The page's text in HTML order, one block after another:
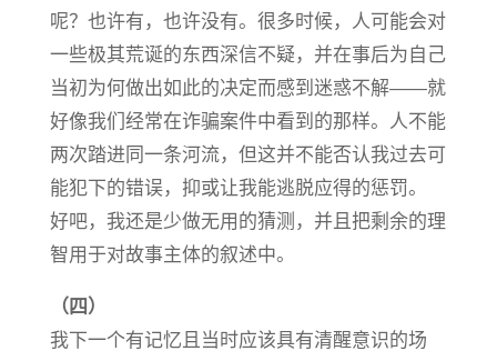
呢？也许有，也许没有。很多时候，人可能会对
一些极其荒诞的东西深信不疑，并在事后为自己
当初为何做出如此的决定而感到迷惑不解——就
好像我们经常在诈骗案件中看到的那样。人不能
两次踏进同一条河流，但这并不能否认我过去可
能犯下的错误，抑或让我能逃脱应得的惩罚。
好吧，我还是少做无用的猜测，并且把剩余的理
智用于对故事主体的叙述中。
（四）
我下一个有记忆且当时应该具有清醒意识的场